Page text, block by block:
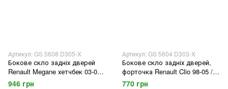
Артикул: GS 5608 D305-X
Бокове скло задніх дверей
Renault Megane хетчбек 03-08
ліве (Sekurit)
946 грн
Артикул: GS 5604 D303-X
Бокове скло задніх дверей,
форточка Renault Clio 98-05 /
Symbol 99-08 ліве (Sekurit)
770 грн